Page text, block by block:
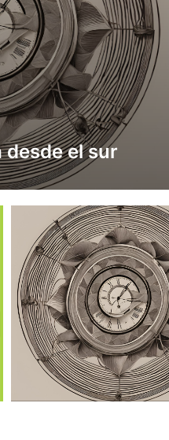
el sur
365Outlook Live